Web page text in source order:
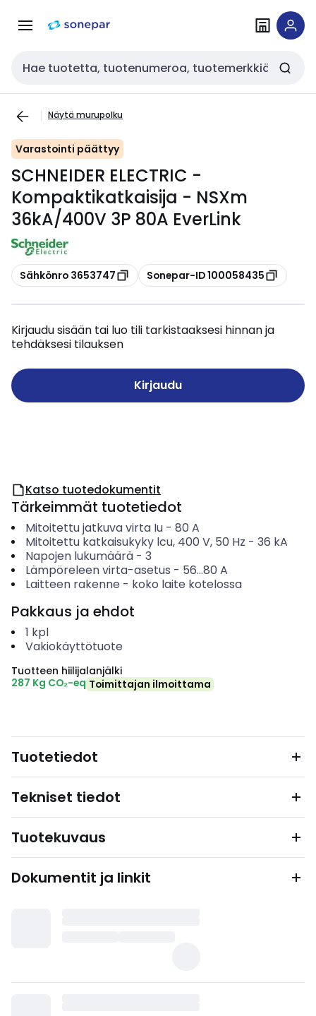
navigointiinsisältöön
Haku
Näytä murupolku
Varastointi päättyy
SCHNEIDER ELECTRIC -
Kompaktikatkaisija - NSXm
36kA/400V 3P 80A EverLink
Kopioi
Sähkönro 3653747 Kopioi
Sonepar-ID 100058435
Kirjaudu sisään tai luo tili tarkistaaksesi hinnan ja
tehdäksesi tilauksen
Kirjaudu
Katso tuotedokumentit
Tärkeimmät tuotetiedot
Mitoitettu jatkuva virta Iu- 80 A
Mitoitettu katkaisukyky lcu, 400 V, 50 Hz - 36 kA
Napojen lukumäärä- 3
Lämpöreleen virta-asetus - 56...80 A
Laitteen rakenne - koko laite kotelossa
Pakkaus ja ehdot
1 kpl
Vakiokäyttötuote
Tuotteen hiilijalanjälki
287 Kg CO₂-eq Toimittajan ilmoittama
Tuotetiedot
Tekniset tiedot
Tuotekuvaus
Dokumentit ja linkit